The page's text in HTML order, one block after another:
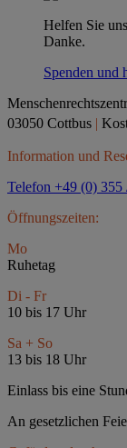
Helfen Sie
Danke.
Spenden und
03050 Cottbus |
Information und
Telefon +49 (0) 355
Öffnungszeiten:
Mo
Ruhetag
Di - Fr
10 bis 17 Uhr
Sa + So
13 bis 18 Uhr
Einlass bis eine
An gesetzlichen